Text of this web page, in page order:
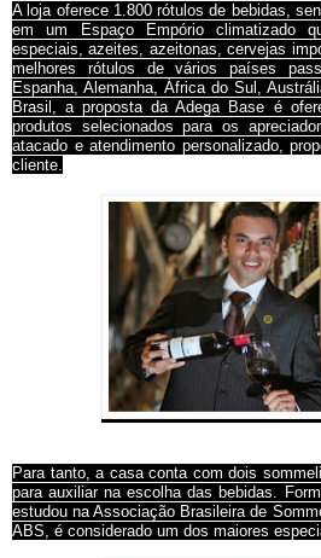
A loja oferece 1.800 rótulos de bebidas,
em um Espaço Empório climatizado
especiais, azeites, azeitonas, cervejas
melhores rótulos de vários países
Espanha, Alemanha, África do Sul,
Brasil, a proposta da Adega Base é
produtos selecionados para os
atacado e atendimento personalizado,
cliente.
Para tanto, a casa conta com dois
para auxiliar na escolha das bebidas.
estudou na Associação Brasileira de
ABS, é considerado um dos maiores